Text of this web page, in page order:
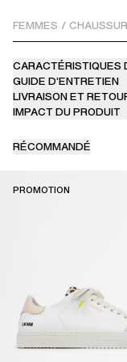
FEMMES /
CARACTÉRISTIQUES
GUIDE D’ENTRETIEN
LIVRAISON ET
IMPACT DU PRODUIT
RÉCOMMANDÉ
PROMOTION